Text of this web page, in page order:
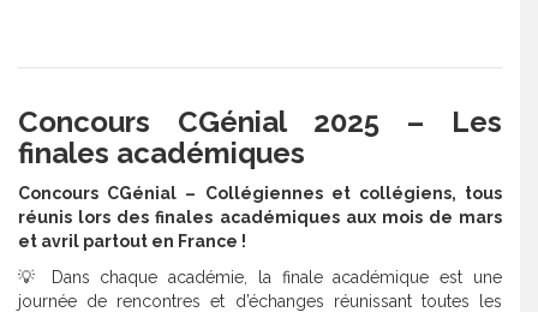
Concours CGénial 2025 – Les
finales académiques
Concours CGénial – Collégiennes et collégiens, tous
réunis lors des finales académiques aux mois de mars
et avril partout en France !
💡 Dans chaque académie, la finale académique est une
journée de rencontres et d’échanges réunissant toutes les